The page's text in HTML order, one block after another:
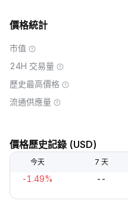
價格統計
市值
24H 交易量
歷史最高價格
流通供應量
價格歷史記錄 (USD)
今天 7 天
-1.49% --